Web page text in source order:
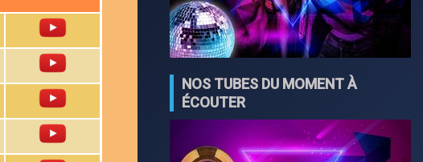
NOS TUBES DU MOMENT À
ÉCOUTER